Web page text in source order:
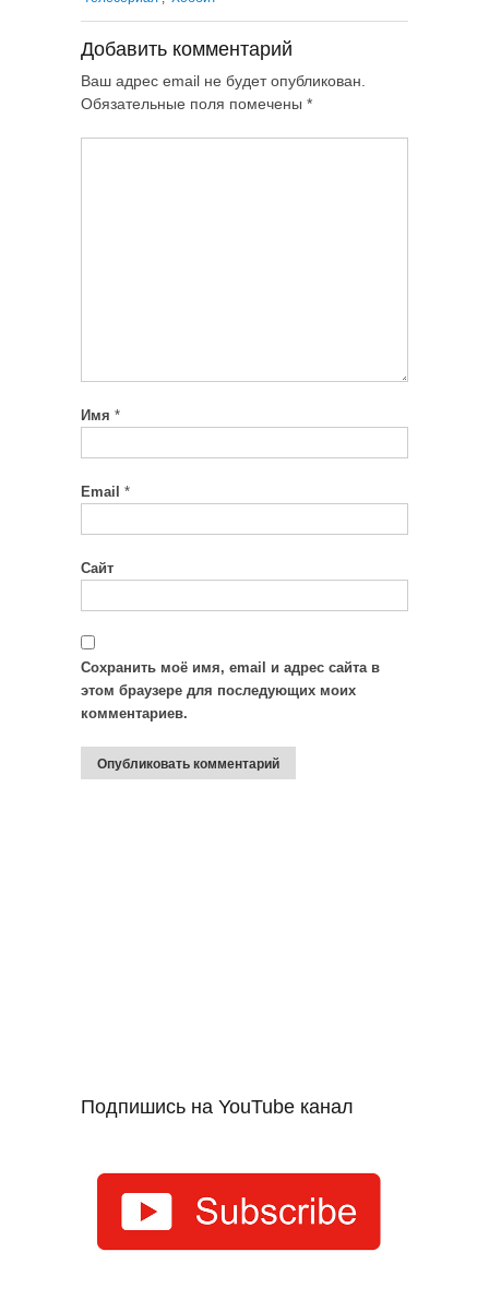
Добавить комментарий
Ваш адрес email не будет опубликован.
Обязательные поля помечены *
Имя *
Email *
Сайт
Сохранить моё имя, email и адрес сайта в
этом браузере для последующих моих
комментариев.
Подпишись на YouTube канал